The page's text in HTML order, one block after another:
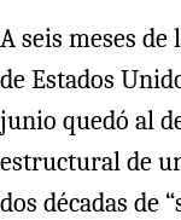
A seis meses
de Estados
junio quedó al
estructural de
dos décadas de